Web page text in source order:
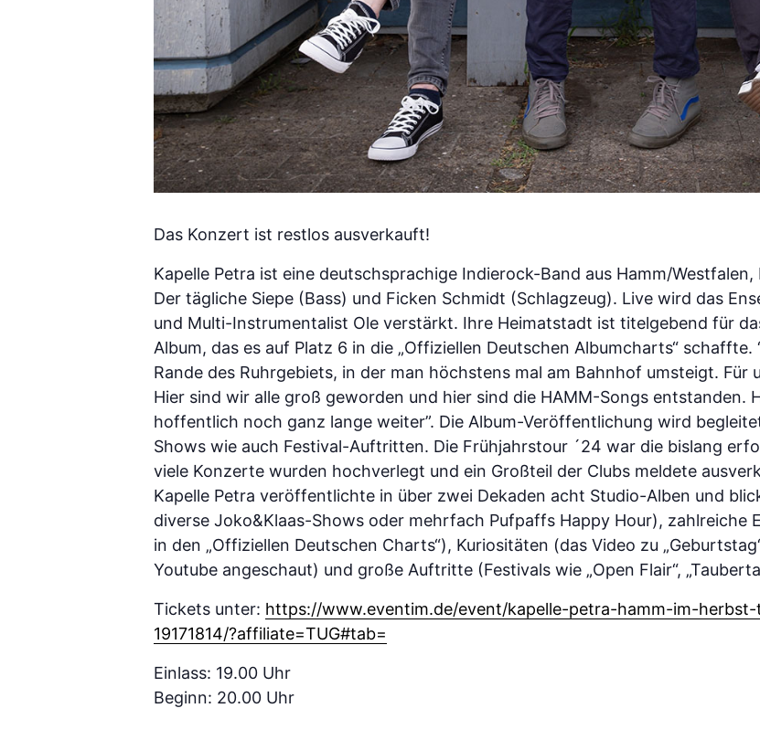
Das Konzert ist restlos ausverkauft!
Kapelle Petra ist eine deutschsprachige Indierock-Band aus Hamm/
Der tägliche Siepe (Bass) und Ficken Schmidt (Schlagzeug). Live wird das
und Multi-Instrumentalist Ole verstärkt. Ihre Heimatstadt ist titelgebend für
Album, das es auf Platz 6 in die „Offiziellen Deutschen Albumcharts“ schaffte.
Rande des Ruhrgebiets, in der man höchstens mal am Bahnhof umsteigt.
Hier sind wir alle groß geworden und hier sind die HAMM-Songs entstanden.
hoffentlich noch ganz lange weiter”. Die Album-Veröffentlichung wird
Shows wie auch Festival-Auftritten. Die Frühjahrstour ´24 war die bislang
viele Konzerte wurden hochverlegt und ein Großteil der Clubs meldete
Kapelle Petra veröffentlichte in über zwei Dekaden acht Studio-Alben und
diverse Joko&Klaas-Shows oder mehrfach Pufpaffs Happy Hour), zahlreiche
in den „Offiziellen Deutschen Charts“), Kuriositäten (das Video zu
Youtube angeschaut) und große Auftritte (Festivals wie „Open Flair“,
Tickets unter: https://www.eventim.de/event/kapelle-petra-hamm-im-
19171814/?affiliate=TUG#tab=
Einlass: 19.00 Uhr
Beginn: 20.00 Uhr